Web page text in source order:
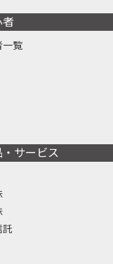
一覧
サービス
託